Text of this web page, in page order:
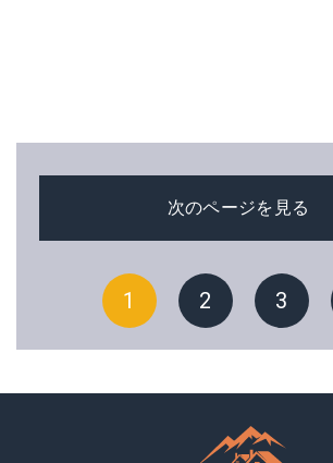
次のページを見る
1 2 3